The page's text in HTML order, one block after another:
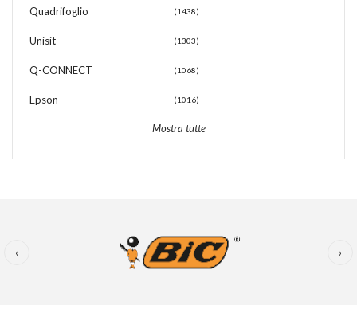
Quadrifoglio (1438)
Unisit (1303)
Q-CONNECT (1068)
Epson (1016)
Mostra tutte
‹ ›